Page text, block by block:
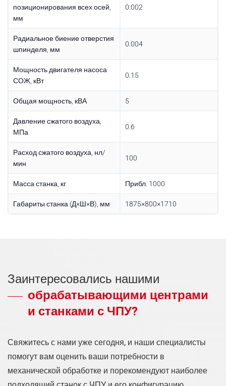
позиционирования всех осей,
мм
0.002
Радиальное биение отверстия
шпинделя, мм
0.004
Мощность двигателя насоса
СОЖ, кВт
0.15
Общая мощность, кВА 5
Давление сжатого воздуха,
МПа
0.6
Расход сжатого воздуха, нл/
мин
100
Масса станка, кг Прибл. 1000
Габариты станка (Д×Ш×В), мм 1875×800×1710
Заинтересовались нашими
обрабатывающими центрами
и станками с ЧПУ?
Свяжитесь с нами уже сегодня, и наши специалисты
помогут вам оценить ваши потребности в
механической обработке и порекомендуют наиболее